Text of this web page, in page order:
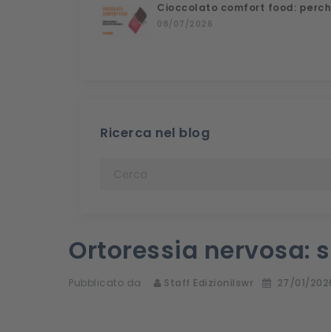
Cioccolato comfort food:
08/07/2026
Ricerca nel blog
Ortoressia nervosa:
Pubblicato da Staff Edizionilswr 27/01/